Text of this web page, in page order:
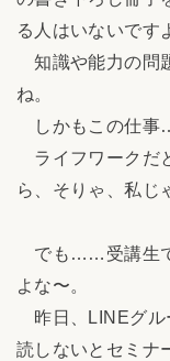
る人はいないです
知識や能力の問
ね。
しかもこの仕事
ライフワークだ
ら、そりゃ、私じ
でも……受講生で
よな〜。
昨日、LINEグル
読しないとセミナ